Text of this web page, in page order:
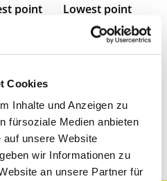
Cookies
Inhalte und Anzeigen zu
fürsoziale Medien anbieten
unsere Website
wir Informationen zu
an unsere Partner für
point Lowest point
229 hm
Technik
tour